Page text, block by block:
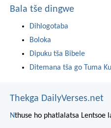
Bala tše dingwe
Dihlogotaba
Boloka
Dipuku tša Bibele
Ditemana tša go Tuma
Thekga DailyVerses.net
Nthuse ho phatlalatsa Lentsoe